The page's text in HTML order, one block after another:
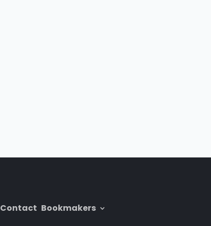
Contact Bookmakers